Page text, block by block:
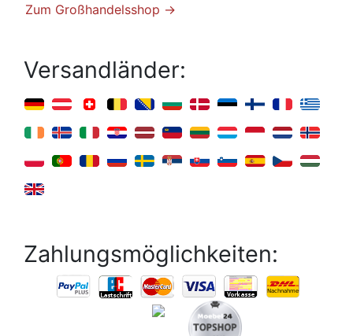
Zum Großhandelsshop →
Versandländer:
Zahlungsmöglichkeiten: